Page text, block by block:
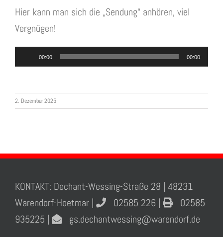
Hier kann man sich die „Sendung“ anhören, viel
Vergnügen!
Player
00:00 00:00
2. Dezember 2025
KONTAKT: Dechant-Wessing-Straße 28 | 48231
Warendorf-Hoetmar |
02585 226 |
02585
935225 |
gs.dechantwessing@warendorf.de